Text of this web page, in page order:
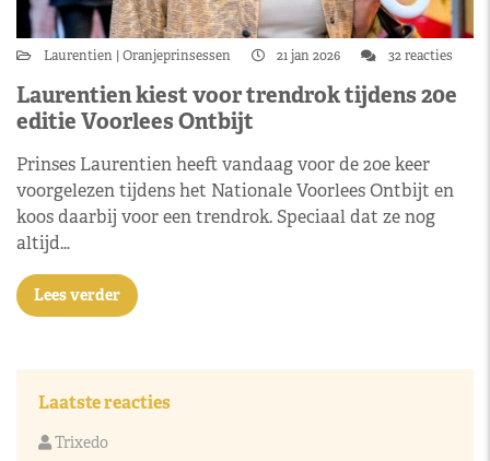
Laurentien Oranjeprinsessen 21 jan 2026 32 reacties
Laurentien kiest voor trendrok tijdens 20e
editie Voorlees Ontbijt
Prinses Laurentien heeft vandaag voor de 20e keer
voorgelezen tijdens het Nationale Voorlees Ontbijt en
koos daarbij voor een trendrok. Speciaal dat ze nog
altijd…
Lees verder
Laatste reacties
Trixedo